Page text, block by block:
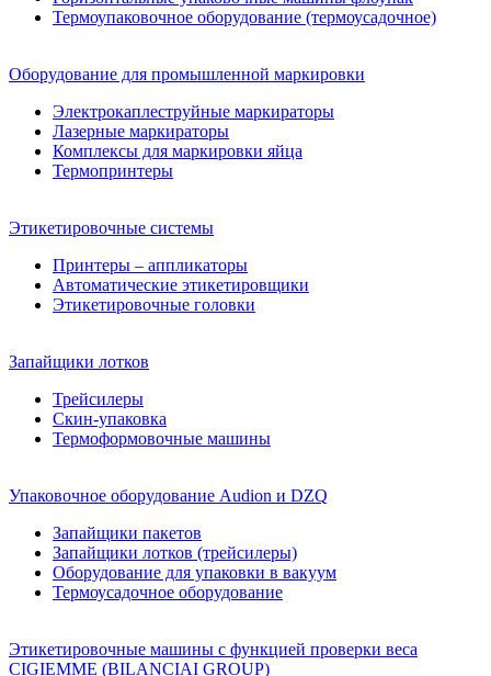
Термоупаковочное оборудование (термоусадочное)
Оборудование для промышленной маркировки
Электрокаплеструйные маркираторы
Лазерные маркираторы
Комплексы для маркировки яйца
Термопринтеры
Этикетировочные системы
Принтеры – аппликаторы
Автоматические этикетировщики
Этикетировочные головки
Запайщики лотков
Трейсилеры
Скин-упаковка
Термоформовочные машины
Упаковочное оборудование Audion и DZQ
Запайщики пакетов
Запайщики лотков (трейсилеры)
Оборудование для упаковки в вакуум
Термоусадочное оборудование
Этикетировочные машины с функцией проверки веса
CIGIEMME (BILANCIAI GROUP)